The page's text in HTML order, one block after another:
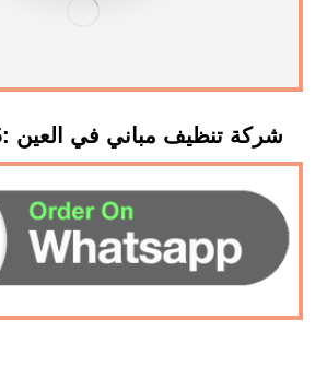
شركة تنظيف مباني في العين :0507978175